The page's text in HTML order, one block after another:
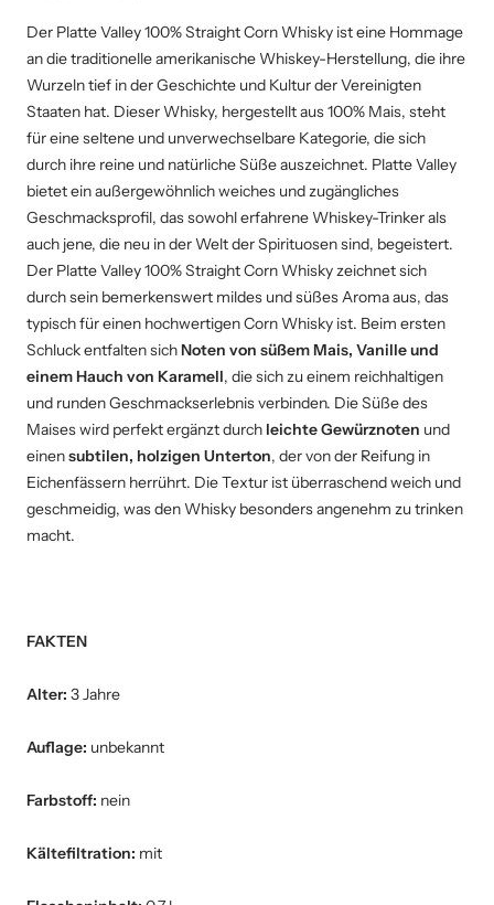
Der Platte Valley 100% Straight Corn Whisky ist eine Hommage
an die traditionelle amerikanische Whiskey-Herstellung, die ihre
Wurzeln tief in der Geschichte und Kultur der Vereinigten
Staaten hat. Dieser Whisky, hergestellt aus 100% Mais, steht
für eine seltene und unverwechselbare Kategorie, die sich
durch ihre reine und natürliche Süße auszeichnet. Platte Valley
bietet ein außergewöhnlich weiches und zugängliches
Geschmacksprofil, das sowohl erfahrene Whiskey-Trinker als
auch jene, die neu in der Welt der Spirituosen sind, begeistert.
Der Platte Valley 100% Straight Corn Whisky zeichnet sich
durch sein bemerkenswert mildes und süßes Aroma aus, das
typisch für einen hochwertigen Corn Whisky ist. Beim ersten
Schluck entfalten sichNoten von süßem Mais, Vanille und
einem Hauch von Karamell, die sich zu einem reichhaltigen
und runden Geschmackserlebnis verbinden. Die Süße des
Maises wird perfekt ergänzt durch leichte Gewürznoten und
einensubtilen, holzigen Unterton, der von der Reifung in
Eichenfässern herrührt. Die Textur ist überraschend weich und
geschmeidig, was den Whisky besonders angenehm zu trinken
macht.
FAKTEN
Alter: 3 Jahre
Auflage: unbekannt
Farbstoff: nein
Kältefiltration: mit